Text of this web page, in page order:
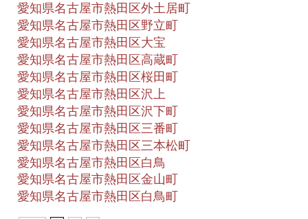
愛知県名古屋市熱田区外土居町
愛知県名古屋市熱田区野立町
愛知県名古屋市熱田区大宝
愛知県名古屋市熱田区高蔵町
愛知県名古屋市熱田区桜田町
愛知県名古屋市熱田区沢上
愛知県名古屋市熱田区沢下町
愛知県名古屋市熱田区三番町
愛知県名古屋市熱田区三本松町
愛知県名古屋市熱田区白鳥
愛知県名古屋市熱田区金山町
愛知県名古屋市熱田区白鳥町